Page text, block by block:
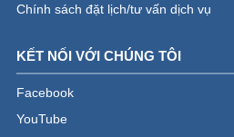
Chính sách đặt lịch/tư vấn dịch vụ
KẾT NỐI VỚI CHÚNG TÔI
Facebook
YouTube